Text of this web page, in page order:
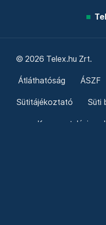
© 2026 Telex.hu Zrt.
Átláthatóság ÁSZF
Sütitájékoztató Süti
Kommentelési